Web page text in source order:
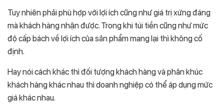
Tuy nhiên phải phù hợp với lợi ích cũng như giá trị xứng đáng
mà khách hàng nhận được. Trong khi túi tiền cũng như mức
độ cấp bách về lợi ích của sản phẩm mang lại thì không cố
định.
Hay nói cách khác thì đối tượng khách hàng và phân khúc
khách hàng khác nhau thì doanh nghiệp có thể áp dụng mức
giá khác nhau.